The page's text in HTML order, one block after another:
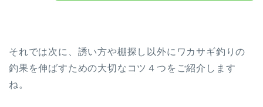
それでは次に、誘い方や棚探し以外にワカサギ釣りの
釣果を伸ばすための大切なコツ４つをご紹介します
ね。